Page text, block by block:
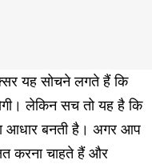
यह सोचने लगते हैं कि
लेकिन सच तो यह है कि
आधार बनती है। अगर आप
करना चाहते हैं और